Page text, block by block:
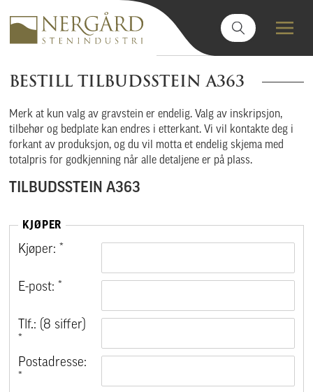
BESTILL TILBUDSSTEIN A363
Merk at kun valg av gravstein er endelig. Valg av inskripsjon,
tilbehør og bedplate kan endres i etterkant. Vi vil kontakte deg i
forkant av produksjon, og du vil motta et endelig skjema med
totalpris for godkjenning når alle detaljene er på plass.
TILBUDSSTEIN A363
KJØPER
Kjøper: *
E-post: *
Tlf.: (8 siffer)
Postadresse: